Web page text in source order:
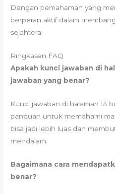
Dengan pemahaman yang
berperan aktif dalam
sejahtera.
Ringkasan FAQ
Apakah kunci jawaban di
jawaban yang benar?
Kunci jawaban di halaman 13
panduan untuk memahami
bisa jadi lebih luas dan
mendalam.
Bagaimana cara
benar?